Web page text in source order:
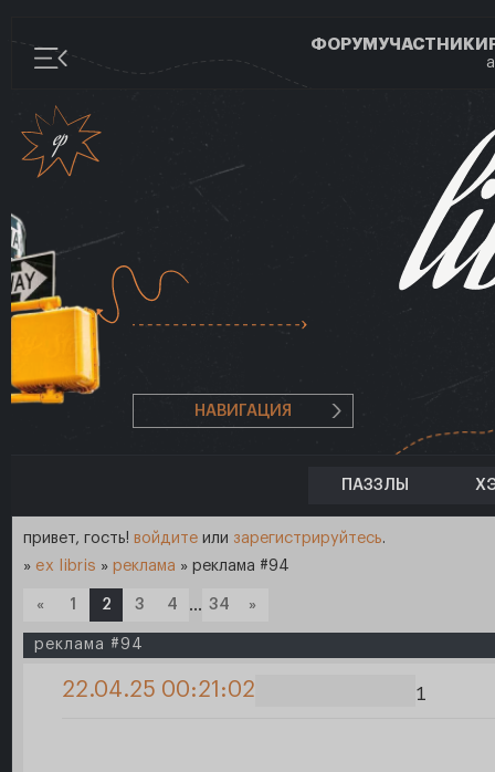
ФОРУМУЧАСТНИКИ
НАВИГАЦИЯ
ПАЗЗЛЫ
привет, гость! войдите или зарегистрируйтесь.
» ex libris » реклама » реклама #94
« 1 2 3 4 … 34 »
реклама #94
1
22.04.25 00:21:02